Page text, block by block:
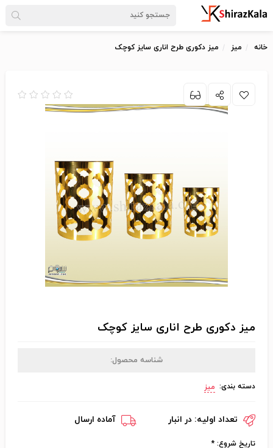
خانه میز میز دکوری طرح اناری سایز کوچک
میز دکوری طرح اناری سایز کوچک
شناسه محصول:
دسته بندی: میز
تعداد اولیه: در انبار آماده ارسال
تاریخ شروع: *